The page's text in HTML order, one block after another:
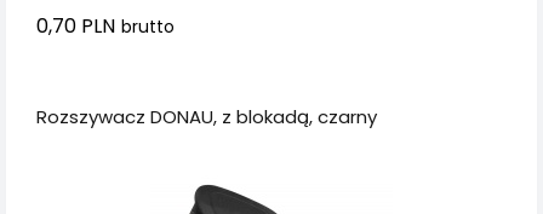
0,70 PLN brutto
Rozszywacz DONAU, z blokadą, czarny